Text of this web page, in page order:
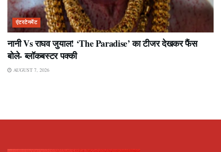
एंटरटेनमेंट
नानी Vs राघव जुयाल! ‘The Paradise’ का टीजर देखकर फैंस
बोले- ब्लॉकबस्टर पक्की
AUGUST 7, 2026